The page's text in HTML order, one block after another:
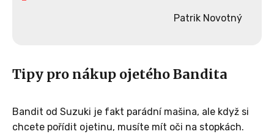
Patrik Novotný
Tipy pro nákup ojetého Bandita
Bandit od Suzuki je fakt parádní mašina, ale když si
chcete pořídit ojetinu, musíte mít oči na stopkách.